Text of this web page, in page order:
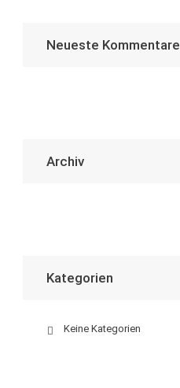
Neueste Kommentare
Archiv
Kategorien
Keine Kategorien